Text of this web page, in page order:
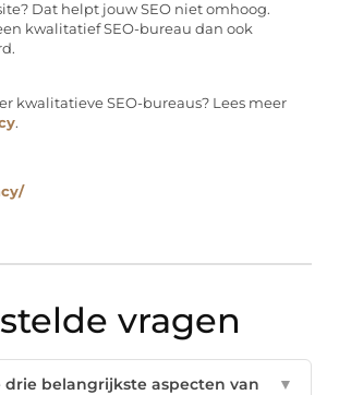
Dat helpt jouw SEO niet omhoog.
kwalitatief SEO-bureau dan ook
kwalitatieve SEO-bureaus? Lees meer
.
vragen
drie belangrijkste aspecten van
▼